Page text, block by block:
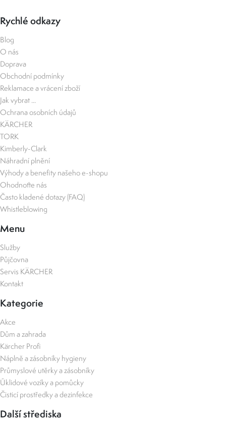
Rychlé odkazy
Blog
O nás
Doprava
Obchodní podmínky
Reklamace a vrácení zboží
Jak vybrat ...
Ochrana osobních údajů
KÄRCHER
TORK
Kimberly-Clark
Náhradní plnění
Výhody a benefity našeho e-shopu
Ohodnoťte nás
Často kladené dotazy (FAQ)
Whistleblowing
Menu
Služby
Půjčovna
Servis KÄRCHER
Kontakt
Kategorie
Akce
Dům a zahrada
Kärcher Profi
Náplně a zásobníky hygieny
Průmyslové utěrky a zásobníky
Úklidové vozíky a pomůcky
Čisticí prostředky a dezinfekce
Další střediska